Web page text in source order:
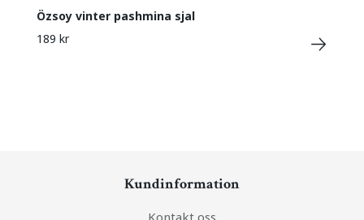
Özsoy vinter pashmina sjal
189 kr
Kundinformation
Kontakt oss